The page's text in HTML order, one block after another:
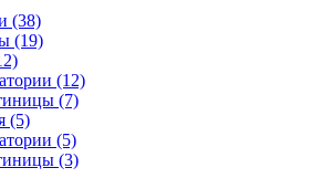
(38)
(19)
(12)
(7)
(5)
(5)
(3)